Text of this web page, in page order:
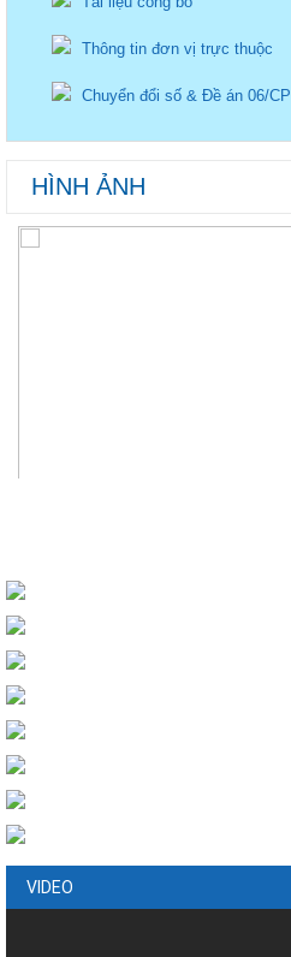
Thông tin đơn vị trực thuộc
Chuyển đổi số & Đề án 06/CP
HÌNH ẢNH
VIDEO